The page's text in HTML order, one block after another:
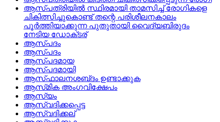
ആസ്‌പത്രിയില്‍ സ്ഥിരമായി താമസിച്ച്‌ രോഗികളെ
ചികിത്സിച്ചുകൊണ്ട്‌ തന്റെ പരിശീലനകാലം
പൂര്‍ത്തിയാക്കുന്ന പുതുതായി വൈദ്യബിരുദം
നേടിയ ഡോക്‌ടര്
ആസ്‌പദം
ആസ്പദം
ആസ്‌പദമായ
ആസ്‌പദമായി
ആസ്‌ഫാലനശബ്‌ദം ഉണ്ടാക്കുക
ആസ്‌മിക അംഗവിക്ഷേപം
ആസ്യം
ആസ്വദിക്കപ്പെട്ട
ആസ്വദിക്കല്